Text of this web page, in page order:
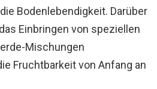
Bodenlebendigkeit. Darüber
Einbringen von speziellen
Mischungen
Fruchtbarkeit von Anfang an